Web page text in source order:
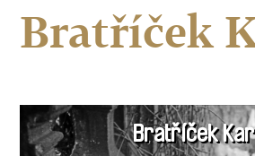
Bratříček